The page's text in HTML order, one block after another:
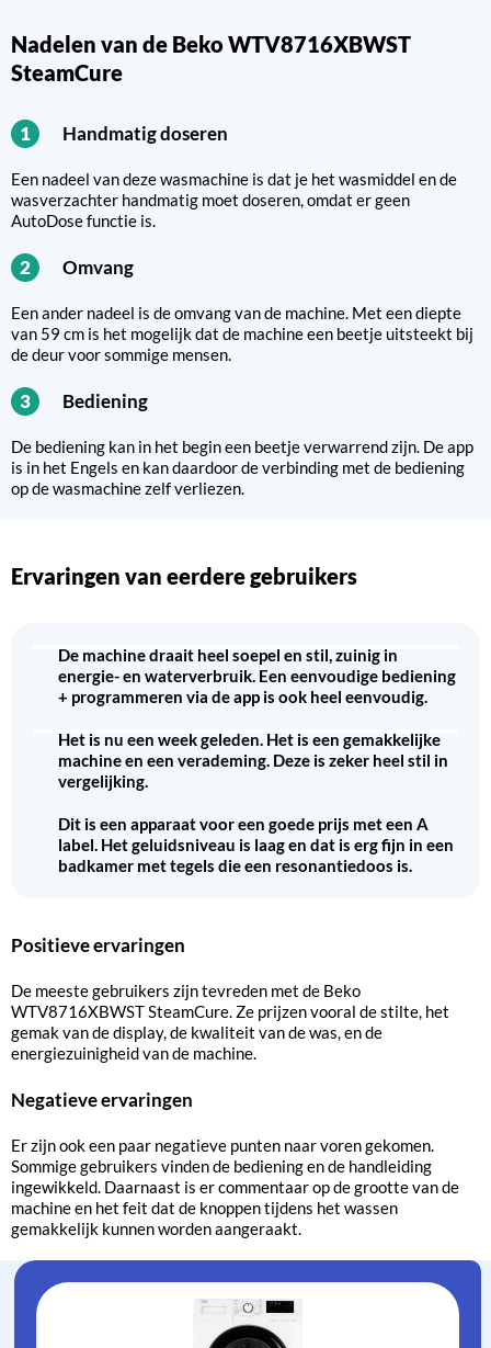
Nadelen van de Beko WTV8716XBWST
SteamCure
1 Handmatig doseren
Een nadeel van deze wasmachine is dat je het wasmiddel en de
wasverzachter handmatig moet doseren, omdat er geen
AutoDose functie is.
2 Omvang
Een ander nadeel is de omvang van de machine. Met een diepte
van 59 cm is het mogelijk dat de machine een beetje uitsteekt bij
de deur voor sommige mensen.
3 Bediening
De bediening kan in het begin een beetje verwarrend zijn. De app
is in het Engels en kan daardoor de verbinding met de bediening
op de wasmachine zelf verliezen.
Ervaringen van eerdere gebruikers
De machine draait heel soepel en stil, zuinig in
energie- en waterverbruik. Een eenvoudige bediening
+ programmeren via de app is ook heel eenvoudig.
Het is nu een week geleden. Het is een gemakkelijke
machine en een verademing. Deze is zeker heel stil in
vergelijking.
Dit is een apparaat voor een goede prijs met een A
label. Het geluidsniveau is laag en dat is erg fijn in een
badkamer met tegels die een resonantiedoos is.
Positieve ervaringen
De meeste gebruikers zijn tevreden met de Beko
WTV8716XBWST SteamCure. Ze prijzen vooral de stilte, het
gemak van de display, de kwaliteit van de was, en de
energiezuinigheid van de machine.
Negatieve ervaringen
Er zijn ook een paar negatieve punten naar voren gekomen.
Sommige gebruikers vinden de bediening en de handleiding
ingewikkeld. Daarnaast is er commentaar op de grootte van de
machine en het feit dat de knoppen tijdens het wassen
gemakkelijk kunnen worden aangeraakt.